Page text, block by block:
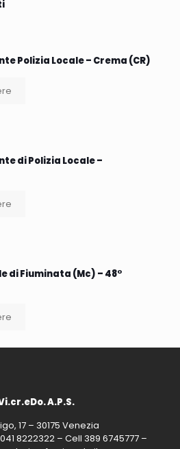
Polizia Locale – Crema (CR)
di Polizia Locale –
di Fiuminata (Mc) – 48°
A.P.S.
17 – 30175 Venezia
8222322 – Cell 389 6745777 –